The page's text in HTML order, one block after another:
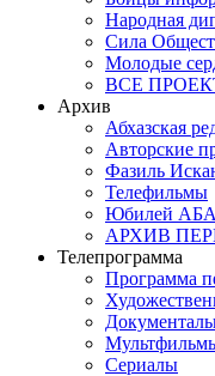
Народная
Сила
Молодые
ВСЕ
Архив
Абхазская
Авторские
Фазиль
Телефильмы
Юбилей
АРХИВ
Телепрограмма
Программа
Сериалы